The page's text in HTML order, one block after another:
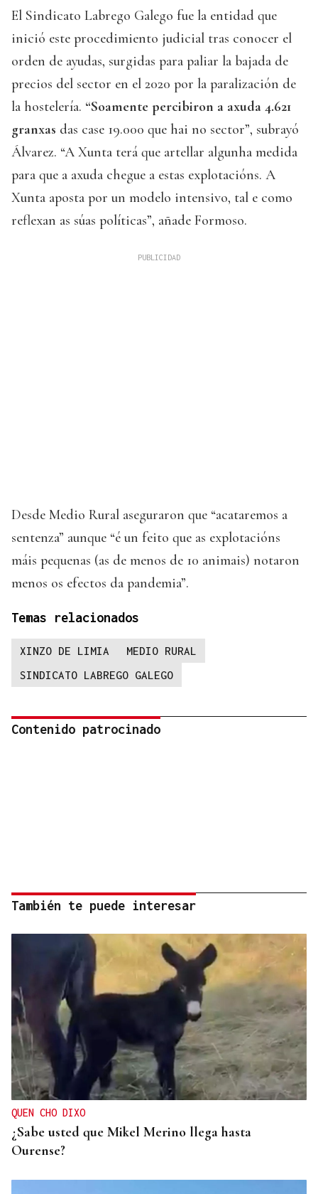
El Sindicato Labrego Galego fue la entidad que
inició este procedimiento judicial tras conocer el
orden de ayudas, surgidas para paliar la bajada de
precios del sector en el 2020 por la paralización de
la hostelería. “Soamente percibiron a axuda 4.621
granxas das case 19.000 que hai no sector”, subrayó
Álvarez. “A Xunta terá que artellar algunha medida
para que a axuda chegue a estas explotacións. A
Xunta aposta por un modelo intensivo, tal e como
reflexan as súas políticas”, añade Formoso.
Desde Medio Rural aseguraron que “acataremos a
sentenza” aunque “é un feito que as explotacións
máis pequenas (as de menos de 10 animais) notaron
menos os efectos da pandemia”.
Temas relacionados
XINZO DE LIMIA
MEDIO RURAL
SINDICATO LABREGO GALEGO
Contenido patrocinado
También te puede interesar
QUEN CHO DIXO
¿Sabe usted que Mikel Merino llega hasta
Ourense?